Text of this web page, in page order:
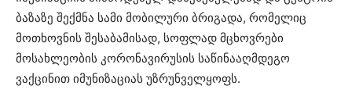
ბაზაზე შექმნა სამი მობილური ბრიგადა, რომელიც
მოთხოვნის შესაბამისად, სოფლად მცხოვრები
მოსახლეობის კორონავირუსის საწინააღმდეგო
ვაქცინით იმუნიზაციას უზრუნველყოფს.